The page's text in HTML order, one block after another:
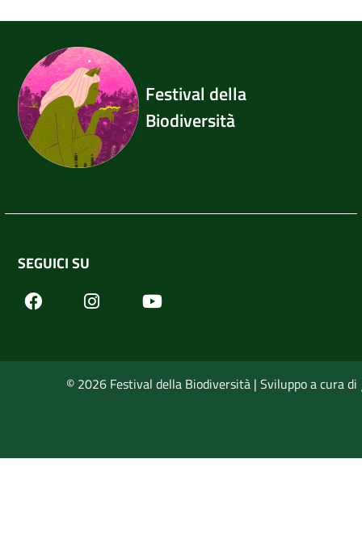
Festival della
Biodiversità
SEGUICI SU
FacebookInstagram
© 2026 Festival della Biodiversità | Sviluppo a cura di